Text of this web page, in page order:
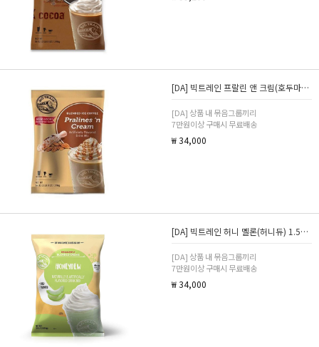
[DA] 빅트레인 프랄린 앤 크림(호두마루 프라페) 1.59kg
[DA] 상품 내 묶음그룹끼리
7만원이상 구매시 무료배송
₩ 34,000
[DA] 빅트레인 허니 멜론(허니듀) 1.59kg
[DA] 상품 내 묶음그룹끼리
7만원이상 구매시 무료배송
₩ 34,000